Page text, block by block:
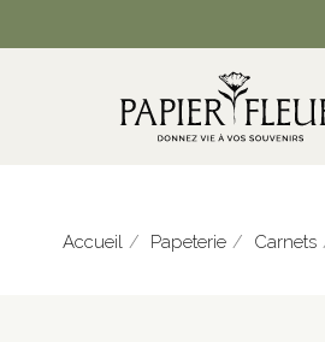
Accueil Papeterie Carnets